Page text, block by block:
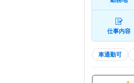
仕事内容
車通勤可